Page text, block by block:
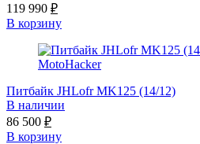
119 990 ₽
В корзину
Питбайк JHLofr MK125 (14/12)
В наличии
86 500 ₽
В корзину